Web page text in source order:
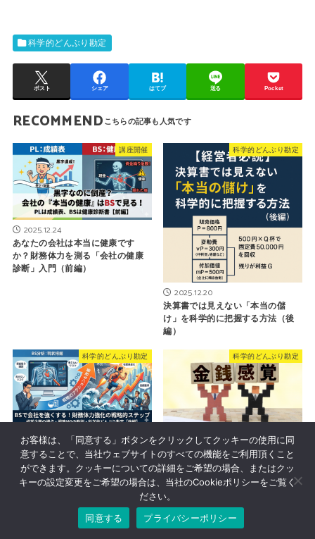
科学的どんぶり勘定
ポスト シェア はてブ 送る Pocket
RECOMMEND
講座開催
2025.12.24
あなたの会社は本当に健康です
か？財務体力を測る「会社の健康
診断」入門（前編）
科学的どんぶり勘定
2025.12.20
決算書では見えない「本当の儲
け」を科学的に把握する方法（後
編）
科学的どんぶり勘定
2025.12.27
財務体力を強化する実践的手法と
経営改善への道筋（後編）
科学的どんぶり勘定
2025.09.13
『科学的どんぶり勘定』〜未来を
変える管理会計〜
お客様は、「同意する」ボタンをクリックしてクッキーの使用に同
意することで、当社ウェブサイトのすべての機能をご利用頂くこと
ができます。クッキーについての詳細をご希望の場合、またはクッ
キーの設定変更をご希望の場合は、当社のCookieポリシーをご覧く
ださい。
同意する
プライバシーポリシー